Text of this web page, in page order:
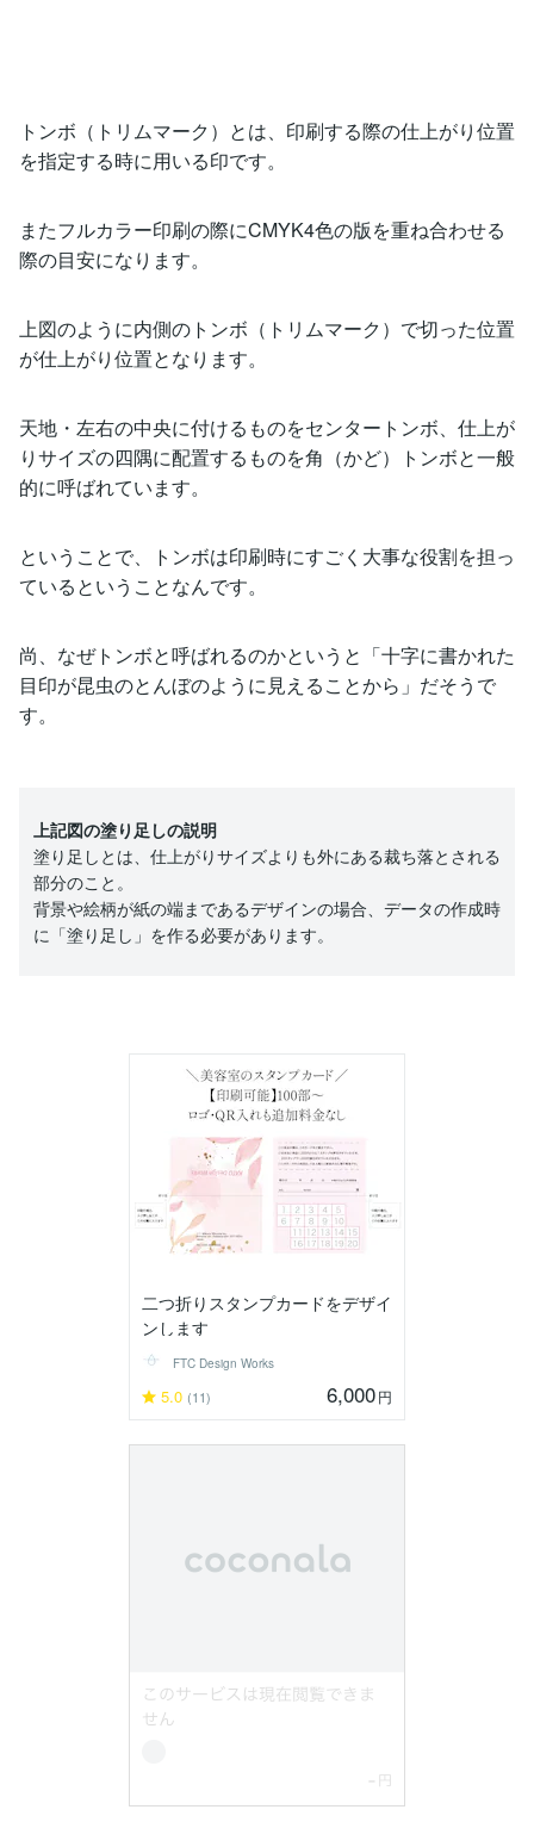
トンボ（トリムマーク）とは、印刷する際の仕上がり位置
を指定する時に用いる印です。
またフルカラー印刷の際にCMYK4色の版を重ね合わせる
際の目安になります。
上図のように内側のトンボ（トリムマーク）で切った位置
が仕上がり位置となります。
天地・左右の中央に付けるものをセンタートンボ、仕上が
りサイズの四隅に配置するものを角（かど）トンボと一般
的に呼ばれています。
ということで、トンボは印刷時にすごく大事な役割を担っ
ているということなんです。
尚、なぜトンボと呼ばれるのかというと「十字に書かれた
目印が昆虫のとんぼのように見えることから」だそうで
す。
上記図の塗り足しの説明
塗り足しとは、仕上がりサイズよりも外にある裁ち落とされる
部分のこと。
背景や絵柄が紙の端まであるデザインの場合、データの作成時
に「塗り足し」を作る必要があります。
二つ折りスタンプカードをデザイ
ンします
FTC Design Works
5.0 (11) 6,000円